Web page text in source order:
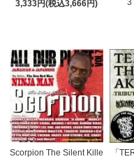
3,333円(税込3,666円)
3
Scorpion The Silent Kille
「